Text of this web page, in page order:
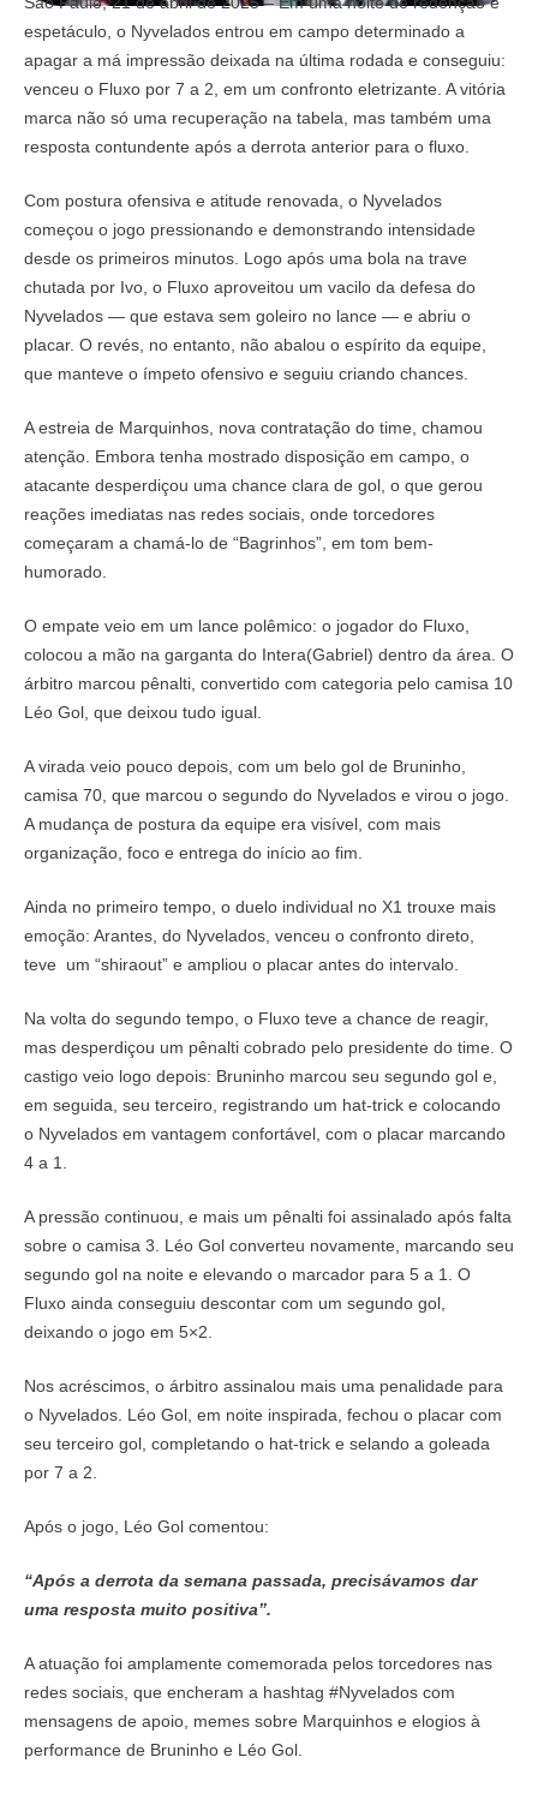
espetáculo, o Nyvelados entrou em campo determinado a
apagar a má impressão deixada na última rodada e conseguiu:
venceu o Fluxo por 7 a 2, em um confronto eletrizante. A vitória
marca não só uma recuperação na tabela, mas também uma
resposta contundente após a derrota anterior para o fluxo.
Com postura ofensiva e atitude renovada, o Nyvelados
começou o jogo pressionando e demonstrando intensidade
desde os primeiros minutos. Logo após uma bola na trave
chutada por Ivo, o Fluxo aproveitou um vacilo da defesa do
Nyvelados — que estava sem goleiro no lance — e abriu o
placar. O revés, no entanto, não abalou o espírito da equipe,
que manteve o ímpeto ofensivo e seguiu criando chances.
A estreia de Marquinhos, nova contratação do time, chamou
atenção. Embora tenha mostrado disposição em campo, o
atacante desperdiçou uma chance clara de gol, o que gerou
reações imediatas nas redes sociais, onde torcedores
começaram a chamá-lo de “Bagrinhos”, em tom bem-
humorado.
O empate veio em um lance polêmico: o jogador do Fluxo,
colocou a mão na garganta do Intera(Gabriel) dentro da área. O
árbitro marcou pênalti, convertido com categoria pelo camisa 10
Léo Gol, que deixou tudo igual.
A virada veio pouco depois, com um belo gol de Bruninho,
camisa 70, que marcou o segundo do Nyvelados e virou o jogo.
A mudança de postura da equipe era visível, com mais
organização, foco e entrega do início ao fim.
Ainda no primeiro tempo, o duelo individual no X1 trouxe mais
emoção: Arantes, do Nyvelados, venceu o confronto direto,
teve um “shiraout” e ampliou o placar antes do intervalo.
Na volta do segundo tempo, o Fluxo teve a chance de reagir,
mas desperdiçou um pênalti cobrado pelo presidente do time. O
castigo veio logo depois: Bruninho marcou seu segundo gol e,
em seguida, seu terceiro, registrando um hat-trick e colocando
o Nyvelados em vantagem confortável, com o placar marcando
4 a 1.
A pressão continuou, e mais um pênalti foi assinalado após falta
sobre o camisa 3. Léo Gol converteu novamente, marcando seu
segundo gol na noite e elevando o marcador para 5 a 1. O
Fluxo ainda conseguiu descontar com um segundo gol,
deixando o jogo em 5×2.
Nos acréscimos, o árbitro assinalou mais uma penalidade para
o Nyvelados. Léo Gol, em noite inspirada, fechou o placar com
seu terceiro gol, completando o hat-trick e selando a goleada
por 7 a 2.
Após o jogo, Léo Gol comentou:
“Após a derrota da semana passada, precisávamos dar
uma resposta muito positiva”.
A atuação foi amplamente comemorada pelos torcedores nas
redes sociais, que encheram a hashtag #Nyvelados com
mensagens de apoio, memes sobre Marquinhos e elogios à
performance de Bruninho e Léo Gol.